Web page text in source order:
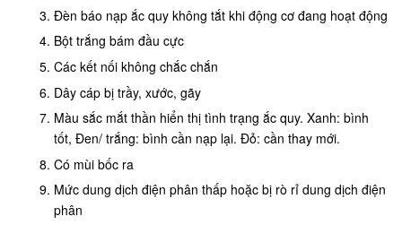
Đèn báo nạp ắc quy không tắt khi động cơ đang hoạt động
Bột trắng bám đầu cực
Các kết nối không chắc chắn
Dây cáp bị trầy, xước, gãy
Màu sắc mắt thần hiển thị tình trạng ắc quy. Xanh: bình
tốt, Đen/ trắng: bình cần nạp lại. Đỏ: cần thay mới.
Có mùi bốc ra
Mức dung dịch điện phân thấp hoặc bị rò rỉ dung dịch điện
phân